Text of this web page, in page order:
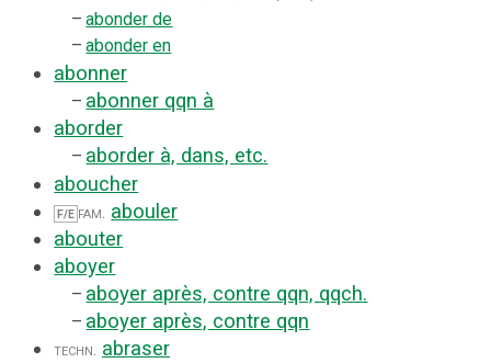
– abonder de
– abonder en
abonner
– abonner qqn à
aborder
– aborder à, dans, etc.
aboucher
F/E fam. abouler
abouter
aboyer
– aboyer après, contre qqn, qqch.
– aboyer après, contre qqn
techn. abraser